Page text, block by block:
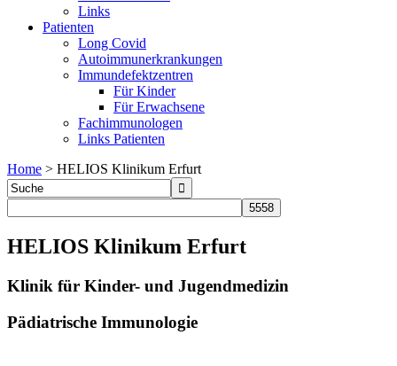
Links
Patienten
Long Covid
Autoimmunerkrankungen
Immundefektzentren
Für Kinder
Für Erwachsene
Fachimmunologen
Links Patienten
Home > HELIOS Klinikum Erfurt
HELIOS Klinikum Erfurt
Klinik für Kinder- und Jugendmedizin
Pädiatrische Immunologie